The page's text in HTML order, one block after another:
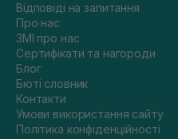
Відповіді на запитання
Про нас
ЗМІ про нас
Сертифікати та нагороди
Блог
Бюті словник
Контакти
Умови використання сайту
Політика конфіденційності